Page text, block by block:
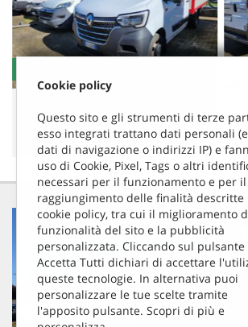
Master Tenuto molto bene tutto
tagliandato
Cookie policy
Questo sito e gli strumenti di terze
esso integrati trattano dati personali
dati di navigazione o indirizzi IP) e
uso di Cookie, Pixel, Tags o altri
necessari per il funzionamento e per il
raggiungimento delle finalità descritte
cookie policy, tra cui il miglioramento
funzionalità del sito e la pubblicità
personalizzata. Cliccando sul pulsante
Accetta Tutti dichiari di accettare
queste tecnologie. In alternativa puoi
personalizzare le tue scelte tramite
l'apposito pulsante. Scopri di più e
Leggi